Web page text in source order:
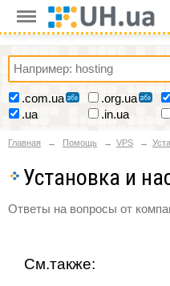
.com.ua .org.ua
.ua
.in.ua
Главная Помощь VPS
Установка и
Ответы на вопросы от
См.также: